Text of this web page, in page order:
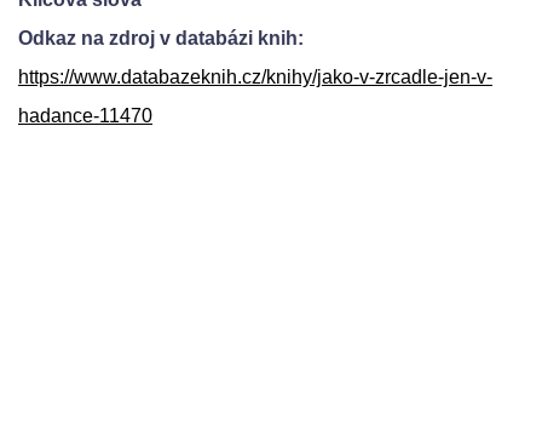
Odkaz na zdroj v databázi knih:
https://www.databazeknih.cz/knihy/jako-v-zrcadle-jen-v-
hadance-11470